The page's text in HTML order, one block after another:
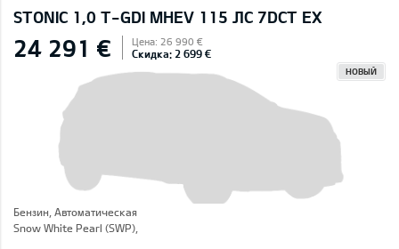
STONIC 1,0 T-GDI MHEV 115 ЛС 7DCT EX
24 291 € Цена: 26 990 €
Скидка: 2 699 €
НОВЫЙ
Бензин, Автоматическая
Snow White Pearl (SWP),